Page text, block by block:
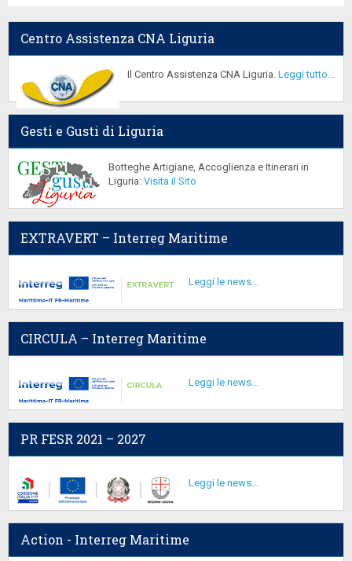
Centro Assistenza CNA Liguria
Il Centro Assistenza CNA Liguria. Leggi tutto...
Gesti e Gusti di Liguria
Botteghe Artigiane, Accoglienza e Itinerari in
Liguria: Visita il Sito
EXTRAVERT – Interreg Maritime
Leggi le news...
CIRCULA – Interreg Maritime
Leggi le news...
PR FESR 2021 – 2027
Leggi le news...
Action - Interreg Maritime